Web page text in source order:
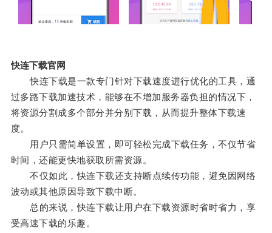
快连下载官网
快连下载是一款专门针对下载速度进行优化的工具，通
过多路下载加速技术，能够在不增加服务器负担的情况下，
将资源分割成多个部分并分别下载，从而提升整体下载速
度。
用户只需简单设置，即可轻松完成下载任务，不仅节省
时间，还能更快地获取所需资源。
不仅如此，快连下载还支持断点续传功能，避免因网络
波动或其他原因导致下载中断。
总的来说，快连下载让用户在下载资源时省时省力，享
受高速下载的乐趣。